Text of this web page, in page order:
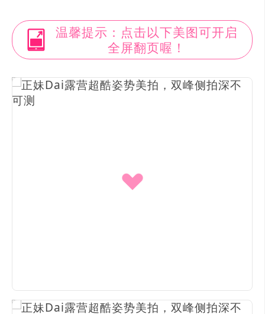
温馨提示：点击以下美图可开启
全屏翻页喔！